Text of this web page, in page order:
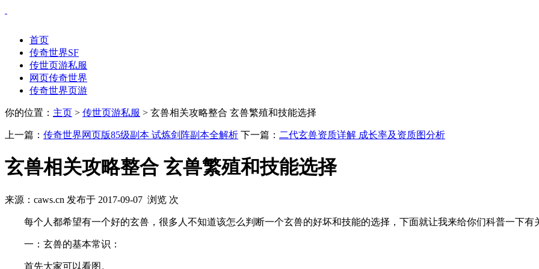
首页
传奇世界SF
传世页游私服
网页传奇世界
传奇世界页游
你的位置： 主页 > 传世页游私服 > 玄兽相关攻略整合 玄兽繁殖和技能选择
上一篇： 传奇世界网页版85级副本 试炼剑阵副本全解析 下一篇： 二代玄兽资质详解 成长率及资质图分析
玄兽相关攻略整合 玄兽繁殖和技能选择
来源：caws.cn 发布于 2017-09-07 浏览 次
每个人都希望有一个好的玄兽，很多人不知道该怎么判断一个玄兽的好坏和技能的选择，下面就让我来给你们科普一下有
一：玄兽的基本常识：
首先大家可以看图。